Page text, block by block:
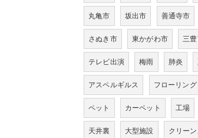
丸亀市 坂出市 善通寺市
さぬき市 東かがわ市 三
テレビ出演 梅雨 肺炎
アスペルギルス フローリング
ペット カーペット 工場
天井裏 大型施設 クリー